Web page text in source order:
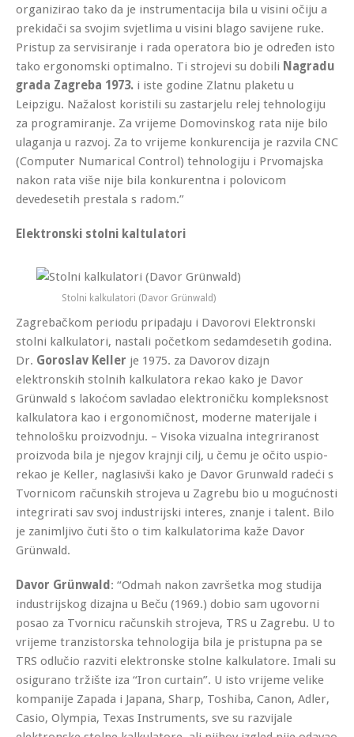
organizirao tako da je instrumentacija bila u visini očiju a
prekidači sa svojim svjetlima u visini blago savijene ruke.
Pristup za servisiranje i rada operatora bio je određen isto
tako ergonomski optimalno. Ti strojevi su dobili Nagradu
grada Zagreba 1973. i iste godine Zlatnu plaketu u
Leipzigu. Nažalost koristili su zastarjelu relej tehnologiju
za programiranje. Za vrijeme Domovinskog rata nije bilo
ulaganja u razvoj. Za to vrijeme konkurencija je razvila CNC
(Computer Numarical Control) tehnologiju i Prvomajska
nakon rata više nije bila konkurentna i polovicom
devedesetih prestala s radom.”
Elektronski stolni kaltulatori
Stolni kalkulatori (Davor Grünwald)
Zagrebačkom periodu pripadaju i Davorovi Elektronski
stolni kalkulatori, nastali početkom sedamdesetih godina.
Dr. Goroslav Keller je 1975. za Davorov dizajn
elektronskih stolnih kalkulatora rekao kako je Davor
Grünwald s lakoćom savladao elektroničku kompleksnost
kalkulatora kao i ergonomičnost, moderne materijale i
tehnološku proizvodnju. – Visoka vizualna integriranost
proizvoda bila je njegov krajnji cilj, u čemu je očito uspio-
rekao je Keller, naglasivši kako je Davor Grunwald radeći s
Tvornicom računskih strojeva u Zagrebu bio u mogućnosti
integrirati sav svoj industrijski interes, znanje i talent. Bilo
je zanimljivo čuti što o tim kalkulatorima kaže Davor
Grünwald.
Davor Grünwald : “Odmah nakon završetka mog studija
industrijskog dizajna u Beču (1969.) dobio sam ugovorni
posao za Tvornicu računskih strojeva, TRS u Zagrebu. U to
vrijeme tranzistorska tehnologija bila je pristupna pa se
TRS odlučio razviti elektronske stolne kalkulatore. Imali su
osigurano tržište iza “Iron curtain”. U isto vrijeme velike
kompanije Zapada i Japana, Sharp, Toshiba, Canon, Adler,
Casio, Olympia, Texas Instruments, sve su razvijale